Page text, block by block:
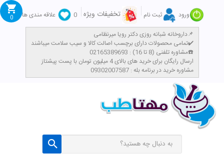
ورود ثبت نام تخفیفات ویژه 0
علاقه مندی ها
داروخانه شبانه روزی دکتر رویا میرنظامی📌
تمامی محصولات دارای برچسب اصالت کالا و سیب سلامت میباشند✔️
مشاوره تلفنی (8 تا 16) : 02165389693☎️
​ارسال رایگان برای خرید های بالای 4 میلیون تومان با پست پیشتاز
مشاوره خرید در برنامه بله : 09302007587
0